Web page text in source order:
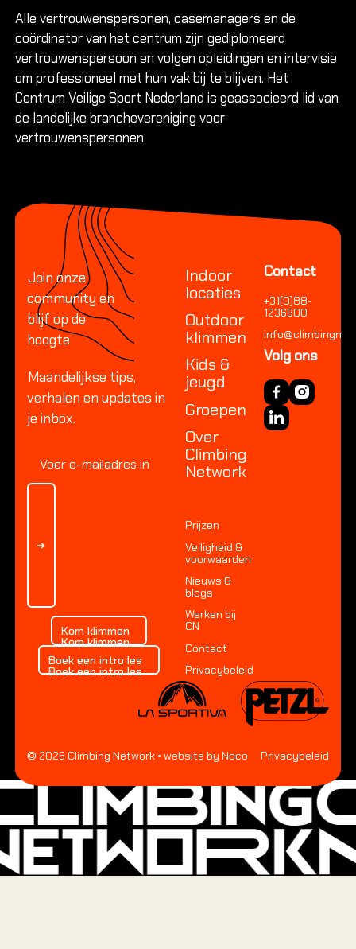
Alle vertrouwenspersonen, casemanagers en de
coördinator van het centrum zijn gediplomeerd
vertrouwenspersoon en volgen opleidingen en intervisie
om professioneel met hun vak bij te blijven. Het
Centrum Veilige Sport Nederland is geassocieerd lid van
de landelijke branchevereniging voor
vertrouwenspersonen.
Footer
Join onze
community en
blijf op de
hoogte
Maandelijkse tips,
verhalen en updates in
je inbox.
Kom klimmen
Kom klimmen
Kom klimmen
Boek een intro les
Boek een intro les
Boek een intro les
Indoor
locaties
Outdoor
klimmen
Kids &
jeugd
Groepen
Over
Climbing
Network
Contact
+31(0)88-
1236900
Volg ons
Prijzen
Veiligheid &
voorwaarden
Nieuws &
blogs
Werken bij
CN
Contact
Privacybeleid
© 2026 Climbing Network• website by Noco Privacybeleid